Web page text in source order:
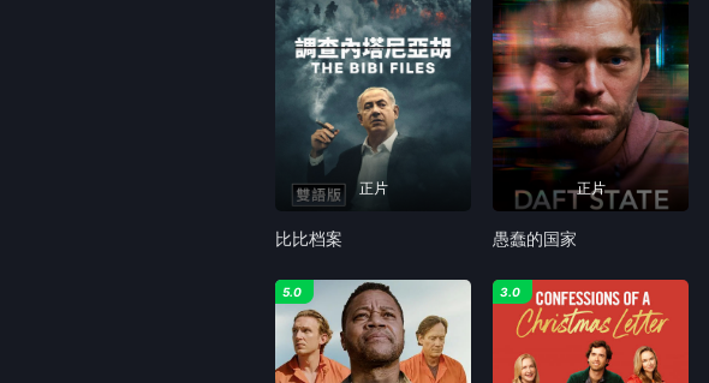
正片
比比档案
正片
愚蠢的国家
5.0 3.0